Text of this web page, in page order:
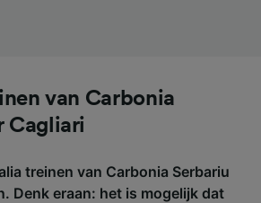
van Carbonia
Cagliari
treinen van Carbonia Serbariu
Denk eraan: het is mogelijk dat